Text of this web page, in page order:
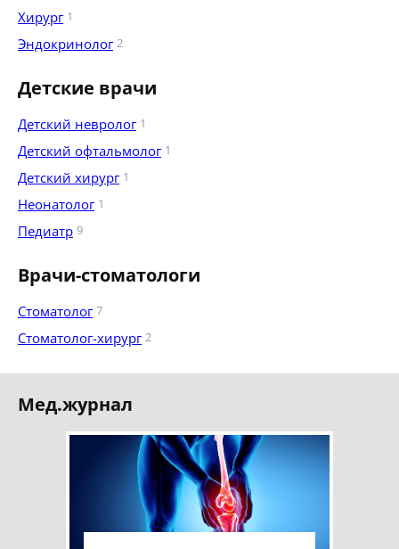
Хирург 1
Эндокринолог 2
Детские врачи
Детский невролог 1
Детский офтальмолог 1
Детский хирург 1
Неонатолог 1
Педиатр 9
Врачи-стоматологи
Стоматолог 7
Стоматолог-хирург 2
Мед.журнал